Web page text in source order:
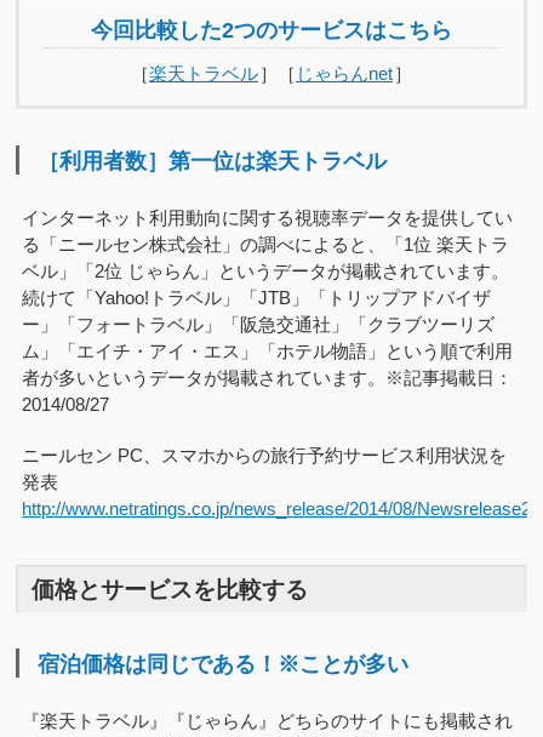
今回比較した2つのサービスはこちら
［楽天トラベル］［ じゃらんnet］
［利用者数］第一位は楽天トラベル
インターネット利用動向に関する視聴率データを提供してい
る「ニールセン株式会社」の調べによると、「1位 楽天トラ
ベル」「2位 じゃらん」というデータが掲載されています。
続けて「Yahoo!トラベル」「JTB」「トリップアドバイザ
ー」「フォートラベル」「阪急交通社」「クラブツーリズ
ム」「エイチ・アイ・エス」「ホテル物語」という順で利用
者が多いというデータが掲載されています。※記事掲載日：
2014/08/27
ニールセン PC、スマホからの旅行予約サービス利用状況を
発表
http://www.netratings.co.jp/news_release/2014/08/
価格とサービスを比較する
宿泊価格は同じである！※ことが多い
『楽天トラベル』『じゃらん』どちらのサイトにも掲載され